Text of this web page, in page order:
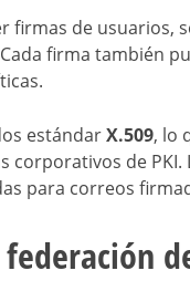
firmas de usuarios,
firma también
estándarX.509, lo
corporativos de
para correos